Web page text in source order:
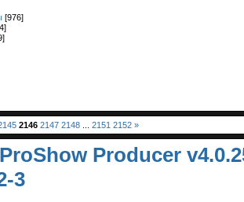
[976]
2146 2147 2148 2151 2152 »
Producer
3